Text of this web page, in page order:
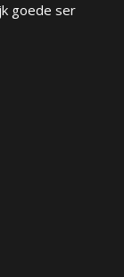
goede ser